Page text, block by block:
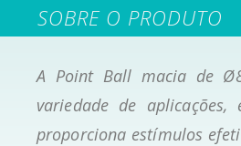
SOBRE O PRODUTO
A Point Ball macia de
variedade de
proporciona estímulos